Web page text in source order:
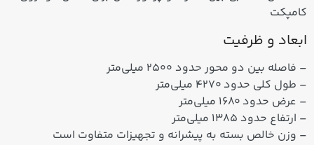
کامپکت
ابعاد و ظرفیت
– فاصله بین دو محور حدود ۲۵۰۰ میلی‌متر
– طول کلی حدود ۴۲۷۰ میلی‌متر
– عرض حدود ۱۶۸۰ میلی‌متر
– ارتفاع حدود ۱۳۸۵ میلی‌متر
– وزن خالص بسته به پیشرانه و تجهیزات متفاوت است